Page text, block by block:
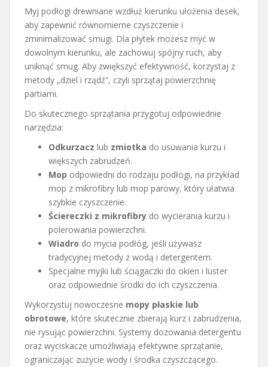
Myj podłogi drewniane wzdłuż kierunku ułożenia desek,
aby zapewnić równomierne czyszczenie i
zminimalizować smugi. Dla płytek możesz myć w
dowolnym kierunku, ale zachowuj spójny ruch, aby
uniknąć smug. Aby zwiększyć efektywność, korzystaj z
metody „dziel i rządź”, czyli sprzątaj powierzchnię
partiami.
Do skutecznego sprzątania przygotuj odpowiednie
narzędzia:
Odkurzacz lub zmiotka do usuwania kurzu i
większych zabrudzeń.
Mop odpowiedni do rodzaju podłogi, na przykład
mop z mikrofibry lub mop parowy, który ułatwia
szybkie czyszczenie.
Ściereczki z mikrofibry do wycierania kurzu i
polerowania powierzchni.
Wiadro do mycia podłóg, jeśli używasz
tradycyjnej metody z wodą i detergentem.
Specjalne myjki lub ściągaczki do okien i luster
oraz odpowiednie środki do ich czyszczenia.
Wykorzystuj nowoczesne mopy płaskie lub
obrotowe, które skutecznie zbierają kurz i zabrudzenia,
nie rysując powierzchni. Systemy dozowania detergentu
oraz wyciskacze umożliwiają efektywne sprzątanie,
ograniczając zużycie wody i środka czyszczącego.